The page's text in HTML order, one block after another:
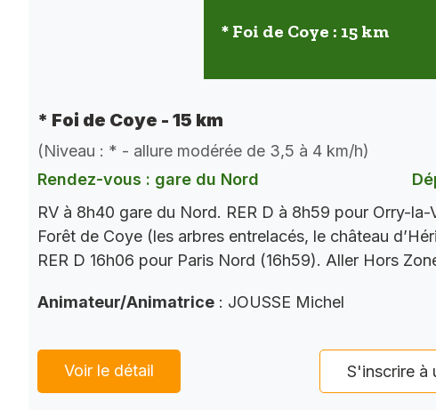
* Foi de Coye : 15 km
* Foi de Coye - 15 km
(Niveau : * - allure modérée de 3,5 à 4 km/h)
Rendez-vous : gare du Nord
RV à 8h40 gare du Nord. RER D à 8h59 pour Orry-
Forêt de Coye (les arbres entrelacés, le château
RER D 16h06 pour Paris Nord (16h59). Aller Hors
Animateur/Animatrice : JOUSSE Michel
Voir le détail S'inscrire à